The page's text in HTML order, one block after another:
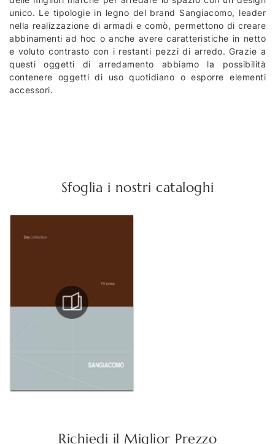
unico. Le tipologie in legno del brand Sangiacomo, leader
nella realizzazione di armadi e comò, permettono di creare
abbinamenti ad hoc o anche avere caratteristiche in netto
e voluto contrasto con i restanti pezzi di arredo. Grazie a
questi oggetti di arredamento abbiamo la possibilità
contenere oggetti di uso quotidiano o esporre elementi
accessori.
Sfoglia i nostri cataloghi
Richiedi il Miglior Prezzo